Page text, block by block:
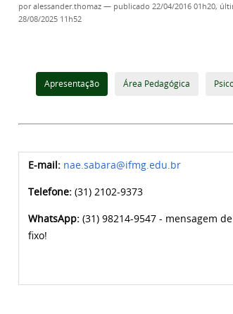
poralessander.thomaz — publicado 22/04/2016 01h20,
28/08/2025 11h52
Apresentação Área Pedagógica
E-mail: nae.sabara@ifmg.edu.br
Telefone:(31) 2102-9373
WhatsApp:(31) 98214-9547 - mensagem
fixo!